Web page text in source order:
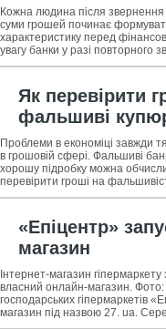
Кожна людина після
суми грошей починає
характеристику перед
увагу банки у разі повторного
фінансові
Як перевірити
фальшиві
Проблеми в економіці завжди
в грошовій сфері. Фальшиві
хорошу підробку можна
перевірити гроші на
«Епіцентр»
магазин
Інтернет-магазин
власний онлайн-магазин.
господарських гіпермаркетів
магазин під назвою 27. ua.
обіцяють: